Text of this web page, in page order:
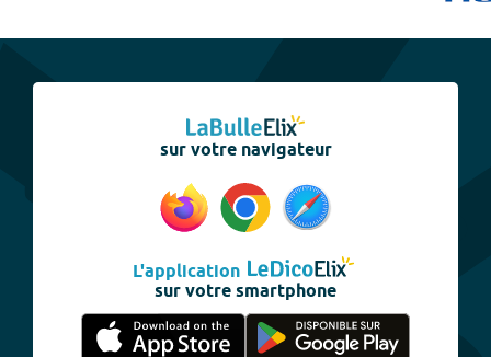
sur votre navigateur
L'application
sur votre smartphone